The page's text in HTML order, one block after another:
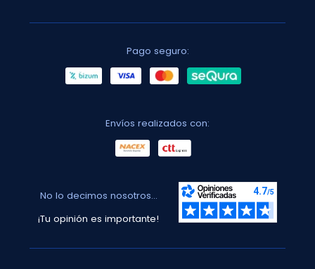
Pago seguro:
Envíos realizados con:
No lo decimos nosotros...
¡Tu opinión es importante!